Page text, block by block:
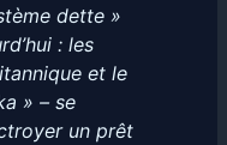
dette »
: les
et le
» – se
un prêt